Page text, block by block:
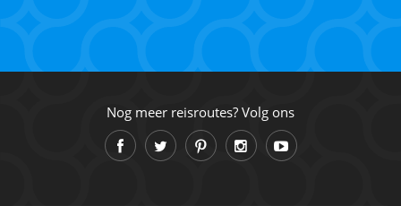
Nog meer reisroutes? Volg ons